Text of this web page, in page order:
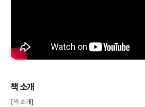
책 소개
[책 소개]